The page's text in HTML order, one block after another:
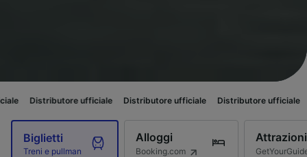
ufficiale Distributore ufficiale Distributore ufficiale Distributore
Biglietti
Treni e pullman
Alloggi
Booking.com
Attrazioni